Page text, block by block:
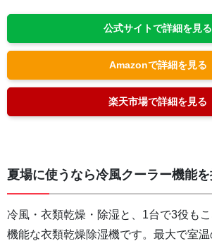
公式サイトで詳細を見る
Amazonで詳細を見る
楽天市場で詳細を見る
夏場に使うなら冷風クーラー機能
冷風・衣類乾燥・除湿と、1台で3役も
機能な衣類乾燥除湿機です。最大で室